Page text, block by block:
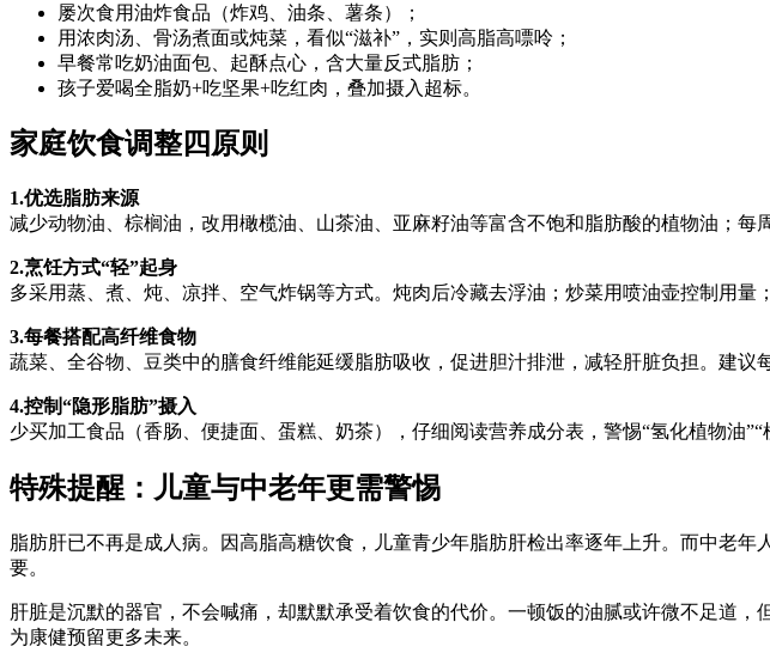
屡次食用油炸食品（炸鸡、油条、薯条）；
用浓肉汤、骨汤煮面或炖菜，看似“滋补”，实则高脂高嘌呤；
早餐常吃奶油面包、起酥点心，含大量反式脂肪；
孩子爱喝全脂奶+吃坚果+吃红肉，叠加摄入超标。
家庭饮食调整四原则
1.优选脂肪来源
减少动物油、棕榈油，改用橄榄油、山茶油、亚麻籽油等富含不饱和脂肪酸的植物油；每
2.烹饪方式“轻”起身
多采用蒸、煮、炖、凉拌、空气炸锅等方式。炖肉后冷藏去浮油；炒菜用喷油壶控制用量
3.每餐搭配高纤维食物
蔬菜、全谷物、豆类中的膳食纤维能延缓脂肪吸收，促进胆汁排泄，减轻肝脏负担。建议
4.控制“隐形脂肪”摄入
少买加工食品（香肠、便捷面、蛋糕、奶茶），仔细阅读营养成分表，警惕“氢化植物油”“
特殊提醒：儿童与中老年更需警惕
脂肪肝已不再是成人病。因高脂高糖饮食，儿童青少年脂肪肝检出率逐年上升。而中老
要。
肝脏是沉默的器官，不会喊痛，却默默承受着饮食的代价。一顿饭的油腻或许微不足道
为康健预留更多未来。